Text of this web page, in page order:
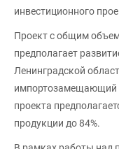
инвестиционного
Проект с общим
предполагает
Ленинградской
импортозамещающий
проекта
продукции до 84%.